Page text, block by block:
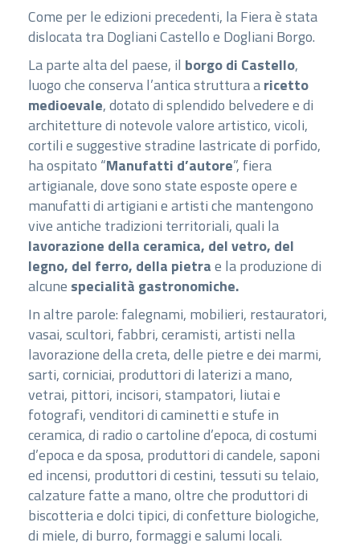
Come per le edizioni precedenti, la Fiera è stata
dislocata tra Dogliani Castello e Dogliani Borgo.
La parte alta del paese, il borgo di Castello,
luogo che conserva l’antica struttura aricetto
medioevale, dotato di splendido belvedere e di
architetture di notevole valore artistico, vicoli,
cortili e suggestive stradine lastricate di porfido,
ha ospitato “Manufatti d’autore”, fiera
artigianale, dove sono state esposte opere e
manufatti di artigiani e artisti che mantengono
vive antiche tradizioni territoriali, quali la
lavorazione della ceramica, del vetro, del
legno, del ferro, della pietrae la produzione di
alcune specialità gastronomiche.
In altre parole: falegnami, mobilieri, restauratori,
vasai, scultori, fabbri, ceramisti, artisti nella
lavorazione della creta, delle pietre e dei marmi,
sarti, corniciai, produttori di laterizi a mano,
vetrai, pittori, incisori, stampatori, liutai e
fotografi, venditori di caminetti e stufe in
ceramica, di radio o cartoline d’epoca, di costumi
d’epoca e da sposa, produttori di candele, saponi
ed incensi, produttori di cestini, tessuti su telaio,
calzature fatte a mano, oltre che produttori di
biscotteria e dolci tipici, di confetture biologiche,
di miele, di burro, formaggi e salumi locali.